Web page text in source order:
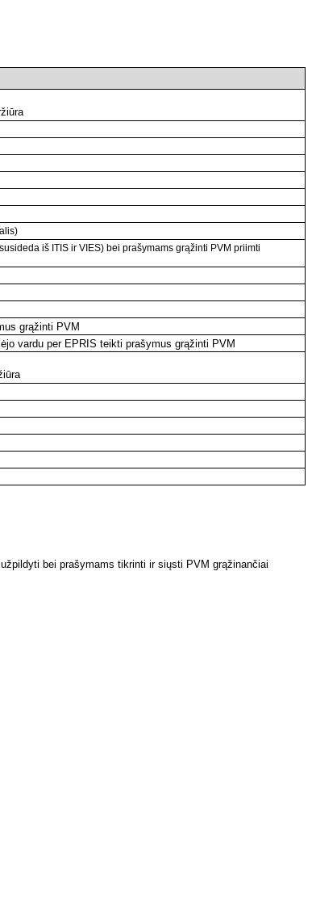
iš ITIS ir VIES) bei prašymams grąžinti PVM priimti
grąžinti PVM
vardu per EPRIS teikti prašymus grąžinti PVM
bei prašymams tikrinti ir siųsti PVM grąžinančiai